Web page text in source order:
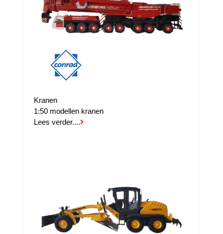
Kranen
1:50 modellen kranen
Lees verder....